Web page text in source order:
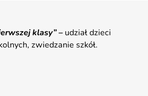
klasy” –udział dzieci
zwiedzanie szkół.